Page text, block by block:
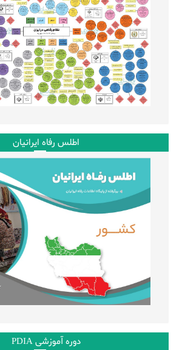
اطلس رفاه ایرانیان
دوره آموزشی PDIA